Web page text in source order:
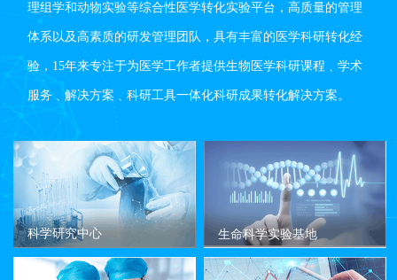
理组学和动物实验等综合性医学转化实验平台，高质量的管理
体系以及高素质的研发管理团队，具有丰富的医学科研转化经
验，15年来专注于为医学工作者提供生物医学科研课程﹑学术
服务﹑解决方案﹑科研工具一体化科研成果转化解决方案。
科学研究中心 生命科学实验基地